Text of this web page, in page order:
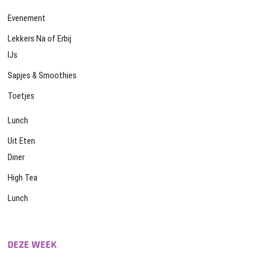
Evenement
Lekkers Na of Erbij
IJs
Sapjes & Smoothies
Toetjes
Lunch
Uit Eten
Diner
High Tea
Lunch
DEZE WEEK